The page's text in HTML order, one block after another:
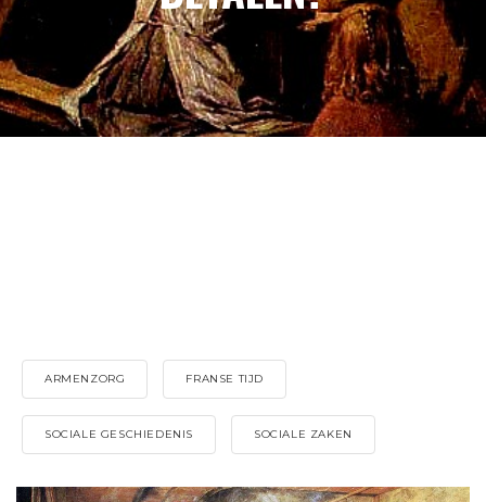
ARMENZORG FRANSE TIJD
SOCIALE GESCHIEDENIS SOCIALE ZAKEN